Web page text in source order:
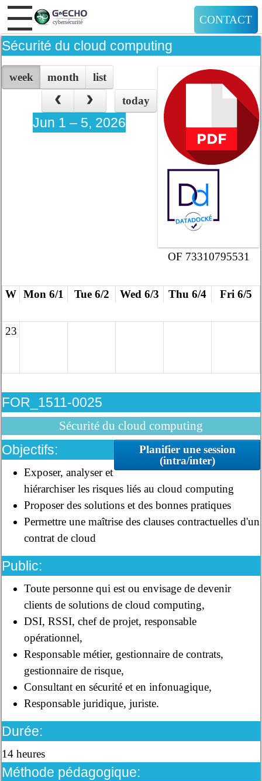
CONTACT
Sécurité du cloud computing
OF 73310795531
week month
list
today
Jun 1 – 5, 2026
W Mon 6/1 Tue 6/2 Wed 6/3 Thu 6/4 Fri 6/5
23
FOR_1511-0025
Sécurité du cloud computing
Planifier une session
(intra/inter)
Objectifs:
Exposer, analyser et
hiérarchiser les risques liés au cloud computing
Proposer des solutions et des bonnes pratiques
Permettre une maîtrise des clauses contractuelles d'un
contrat de cloud
Public:
Toute personne qui est ou envisage de devenir
clients de solutions de cloud computing,
DSI, RSSI, chef de projet, responsable
opérationnel,
Responsable métier, gestionnaire de contrats,
gestionnaire de risque,
Consultant en sécurité et en infonuagique,
Responsable juridique, juriste.
Durée:
14 heures
Méthode pédagogique: